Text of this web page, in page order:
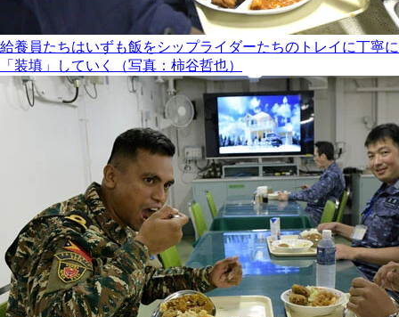
給養員たちはいずも飯をシップライダーたちのトレイに丁寧に
「装填」していく（写真：柿谷哲也）